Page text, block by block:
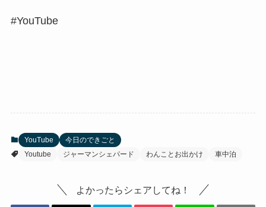
#YouTube
YouTube
今日のできごと
Youtube
ジャーマンシェパード わんことお出かけ 車中泊
よかったらシェアしてね！